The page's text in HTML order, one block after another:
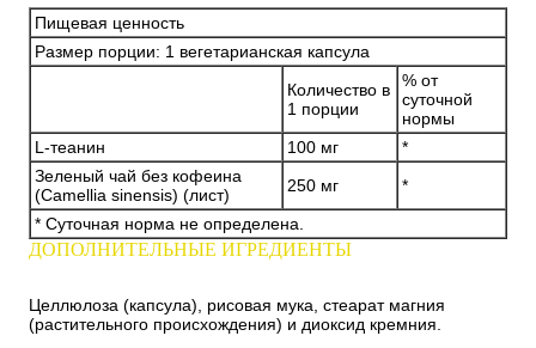
Пищевая ценность
Размер порции: 1 вегетарианская капсула
Количество в
1 порции
% от
суточной
нормы
L-теанин
100 мг
*
Зеленый чай без кофеина
(Camellia sinensis) (лист)
250 мг
*
* Суточная норма не определена.
ДОПОЛНИТЕЛЬНЫЕ ИГРЕДИЕНТЫ
Целлюлоза (капсула), рисовая мука, стеарат магния
(растительного происхождения) и диоксид кремния.